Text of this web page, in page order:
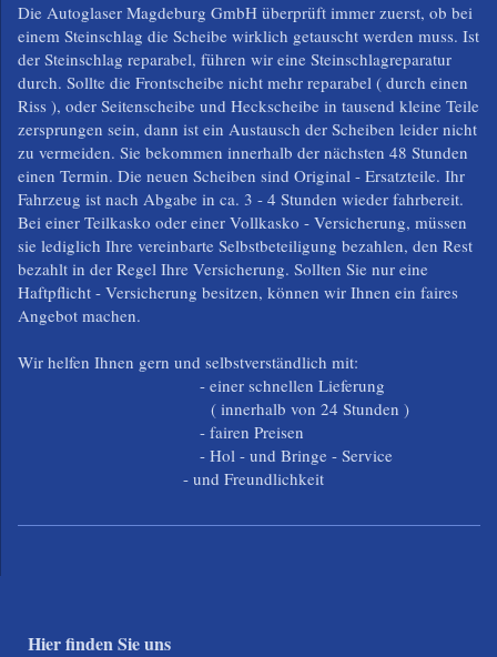
Die Autoglaser Magdeburg GmbH überprüft immer zuerst, ob bei
einem Steinschlag die Scheibe wirklich getauscht werden muss. Ist
der Steinschlag reparabel, führen wir eine Steinschlagreparatur
durch. Sollte die Frontscheibe nicht mehr reparabel ( durch einen
Riss ), oder Seitenscheibe und Heckscheibe in tausend kleine Teile
zersprungen sein, dann ist ein Austausch der Scheiben leider nicht
zu vermeiden. Sie bekommen innerhalb der nächsten 48 Stunden
einen Termin. Die neuen Scheiben sind Original - Ersatzteile. Ihr
Fahrzeug ist nach Abgabe in ca. 3 - 4 Stunden wieder fahrbereit.
Bei einer Teilkasko oder einer Vollkasko - Versicherung, müssen
sie lediglich Ihre vereinbarte Selbstbeteiligung bezahlen, den Rest
bezahlt in der Regel Ihre Versicherung. Sollten Sie nur eine
Haftpflicht - Versicherung besitzen, können wir Ihnen ein faires
Angebot machen.
Wir helfen Ihnen gern und selbstverständlich mit:
- einer schnellen Lieferung
( innerhalb von 24 Stunden )
- fairen Preisen
- Hol - und Bringe - Service
- und Freundlichkeit
Hier finden Sie uns